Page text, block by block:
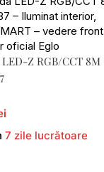
Z RGB/CCT 8M
7 zile lucrătoare